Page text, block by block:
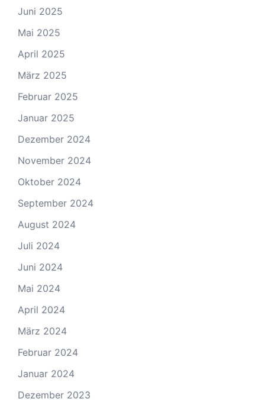
Juni 2025
Mai 2025
April 2025
März 2025
Februar 2025
Januar 2025
Dezember 2024
November 2024
Oktober 2024
September 2024
August 2024
Juli 2024
Juni 2024
Mai 2024
April 2024
März 2024
Februar 2024
Januar 2024
Dezember 2023